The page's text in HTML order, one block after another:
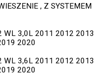
, Z SYSTEMEM
WL 3,0L 2011 2012 2013
2020
WL 3,6L 2011 2012 2013
2020